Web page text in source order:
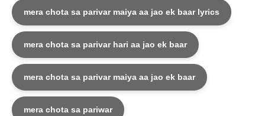
mera chota sa parivar maiya aa jao ek baar lyrics
mera chota sa parivar hari aa jao ek baar
mera chota sa parivar maiya aa jao ek baar
mera chota sa pariwar